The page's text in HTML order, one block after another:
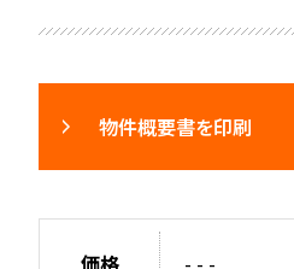
物件概要書を印刷
価格 - - -